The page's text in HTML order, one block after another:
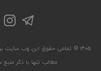
تلگرام
۱۴۰۵ © تمامی حقوق این وب سایت برای
مطالب تنها با ذکر